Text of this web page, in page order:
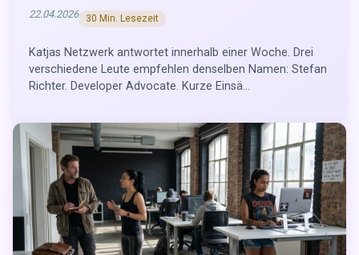
22.04.2026 30 Min. Lesezeit
Katjas Netzwerk antwortet innerhalb einer Woche. Drei
verschiedene Leute empfehlen denselben Namen: Stefan
Richter. Developer Advocate. Kurze Einsä...